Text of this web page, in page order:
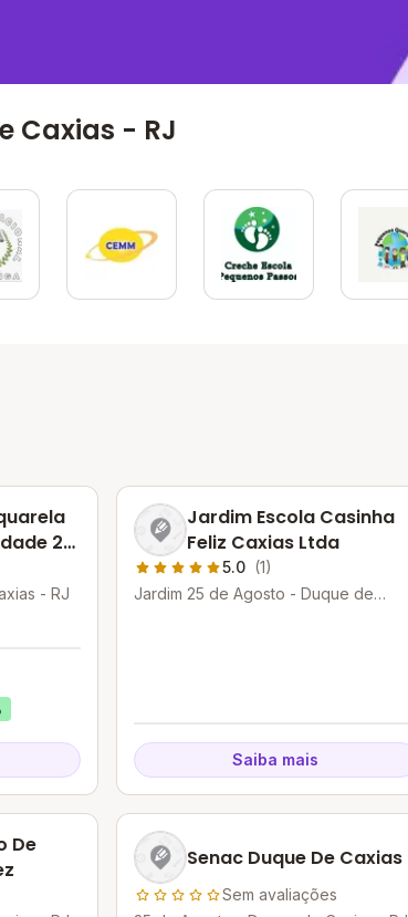
Caxias - RJ
25
- RJ
Jardim Escola Casinha
Feliz Caxias Ltda
5.0 (1)
Jardim 25 de Agosto - Duque de
Saiba mais
De
Senac Duque De Caxias
Sem avaliações